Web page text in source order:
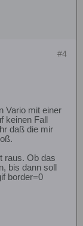
#4
Vario mit einer
keinen Fall
daß die mir
raus. Ob das
bis dann soll
border=0